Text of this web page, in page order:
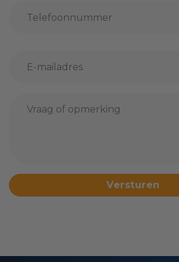
mailadres
*
titel *
CAPTCHA